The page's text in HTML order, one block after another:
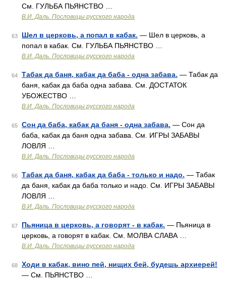
См. ГУЛЬБА ПЬЯНСТВО …
В.И. Даль. Пословицы русского народа
63 Шел в церковь, а попал в кабак. — Шел в церковь, а
попал в кабак. См. ГУЛЬБА ПЬЯНСТВО …
В.И. Даль. Пословицы русского народа
64 Табак да баня, кабак да баба - одна забава. — Табак да
баня, кабак да баба одна забава. См. ДОСТАТОК
УБОЖЕСТВО …
В.И. Даль. Пословицы русского народа
65 Сон да баба, кабак да баня - одна забава. — Сон да
баба, кабак да баня одна забава. См. ИГРЫ ЗАБАВЫ
ЛОВЛЯ …
В.И. Даль. Пословицы русского народа
66 Табак да баня, кабак да баба - только и надо. — Табак
да баня, кабак да баба только и надо. См. ИГРЫ ЗАБАВЫ
ЛОВЛЯ …
В.И. Даль. Пословицы русского народа
67 Пьяница в церковь, а говорят - в кабак. — Пьяница в
церковь, а говорят в кабак. См. МОЛВА СЛАВА …
В.И. Даль. Пословицы русского народа
68
Ходи в кабак, вино пей, нищих бей, будешь архиерей!
— См. ПЬЯНСТВО …